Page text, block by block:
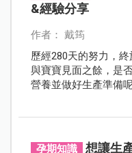
&經驗分享
作者： 戴筠
歷經280天的努力，
與寶寶見面之餘，是
營養並做好生產準備
孕期知識
想讓生